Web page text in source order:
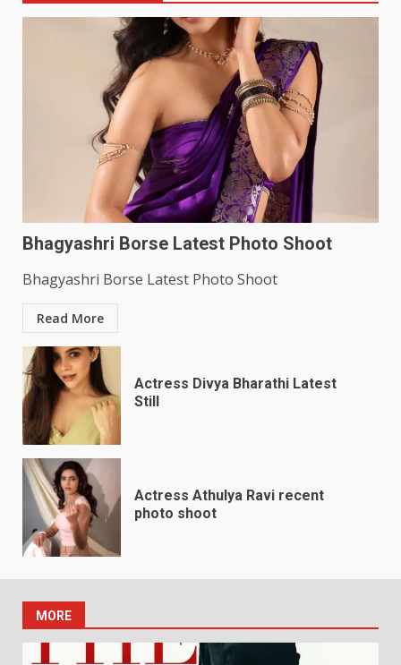
Bhagyashri Borse Latest Photo Shoot
Bhagyashri Borse Latest Photo Shoot
Read More
Actress Divya Bharathi Latest
Still
Actress Athulya Ravi recent
photo shoot
MORE